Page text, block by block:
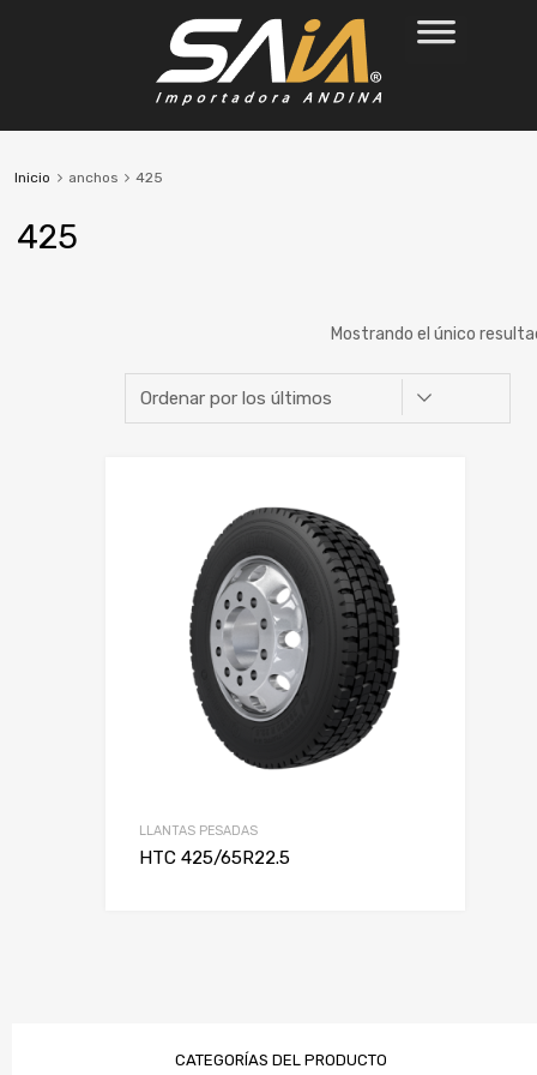
Inicio anchos 425
425
Mostrando el único
LLANTAS PESADAS
HTC 425/65R22.5
CATEGORÍAS DEL PRODUCTO